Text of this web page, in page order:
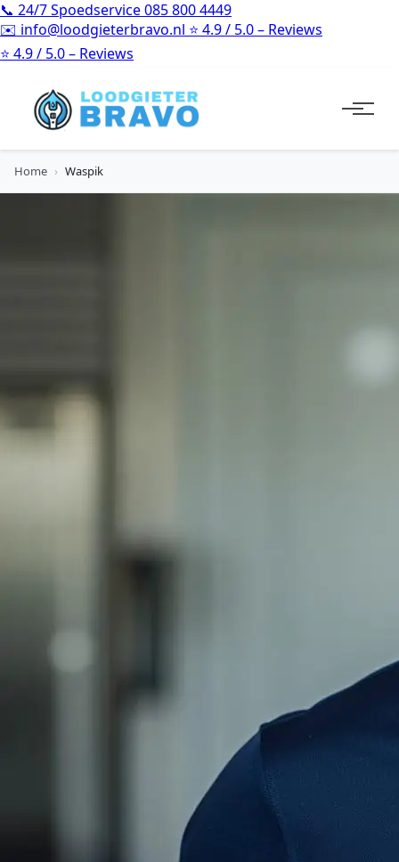
📞 24/7 Spoedservice085 800 4449
✉️ info@loodgieterbravo.nl ⭐ 4.9 / 5.0 – Reviews
⭐ 4.9 / 5.0 – Reviews
Home › Waspik